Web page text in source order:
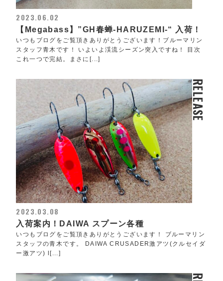
2023.06.02
【Megabass】”GH春蝉-HARUZEMI-“ 入荷！
いつもブログをご覧頂きありがとうございます！ブルーマリン
スタッフ青木です！ いよいよ渓流シーズン突入ですね！ 目次
これ一つで完結。まさに[...]
RELEASE
2023.03.08
入荷案内！DAIWA スプーン各種
いつもブログをご覧頂きありがとうございます！ ブルーマリン
スタッフの青木です。 DAIWA CRUSADER激アツ(クルセイダ
ー激アツ) l[...]